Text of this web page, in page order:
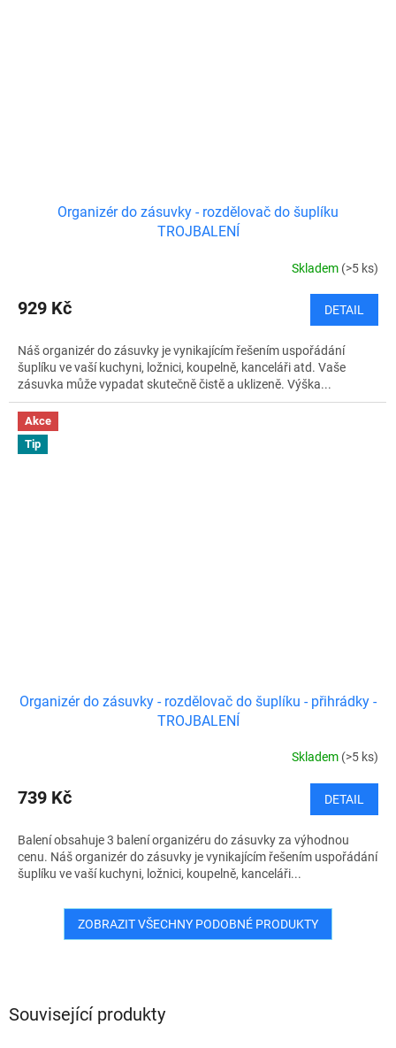
Související produkty
Organizér do zásuvky - rozdělovač do šuplíku
TROJBALENÍ
Skladem (>5 ks)
929 Kč DETAIL
Náš organizér do zásuvky je vynikajícím řešením uspořádání
šuplíku ve vaší kuchyni, ložnici, koupelně, kanceláři atd. Vaše
zásuvka může vypadat skutečně čistě a uklizeně. Výška...
Akce
Tip
Organizér do zásuvky - rozdělovač do šuplíku - přihrádky -
TROJBALENÍ
Skladem (>5 ks)
739 Kč DETAIL
Balení obsahuje 3 balení organizéru do zásuvky za výhodnou
cenu. Náš organizér do zásuvky je vynikajícím řešením uspořádání
šuplíku ve vaší kuchyni, ložnici, koupelně, kanceláři...
ZOBRAZIT VŠECHNY PODOBNÉ PRODUKTY